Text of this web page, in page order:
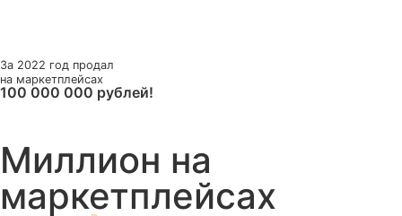
За 2022 год продал
на маркетплейсах
100 000 000 рублей!
Миллион на
маркетплейсах